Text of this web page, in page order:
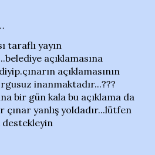
taraflı yayın
açıklamasına
açıklamasının
inanmaktadır...???
bir gün kala bu açıklama da
çınar yanlış yoldadır...lütfen